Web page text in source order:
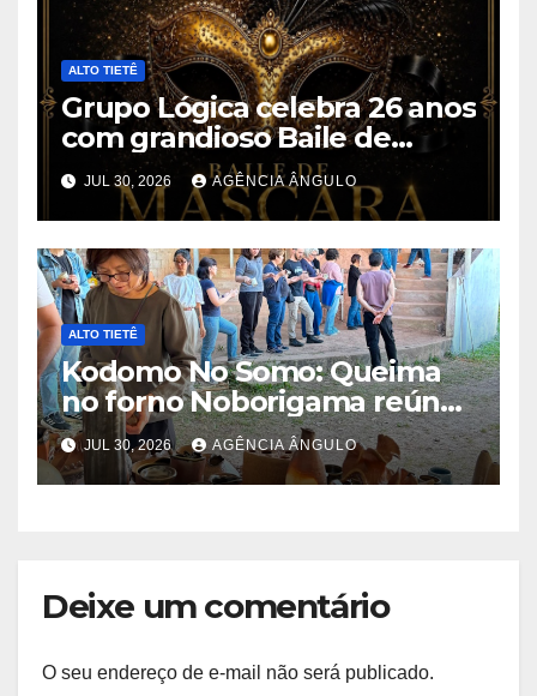
ALTO TIETÊ
Grupo Lógica celebra 26 anos
com grandioso Baile de
Máscaras em Suzano
JUL 30, 2026 AGÊNCIA ÂNGULO
ALTO TIETÊ
Kodomo No Somo: Queima
no forno Noborigama reúne
trabalhos de 35 ceramistas
JUL 30, 2026 AGÊNCIA ÂNGULO
Deixe um comentário
O seu endereço de e-mail não será publicado.